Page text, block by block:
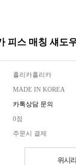
피스 매칭 섀도
홀리카홀리카
MADE IN KOREA
카톡상담 문의
0점
주문시 결제
위시